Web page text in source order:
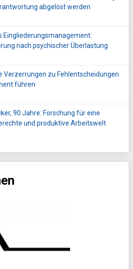
abgelöst werden
Eingliederungsmanagement:
nach psychischer Überlastung
Verzerrungen zu Fehlentscheidungen
führen
90 Jahre: Forschung für eine
und produktive Arbeitswelt